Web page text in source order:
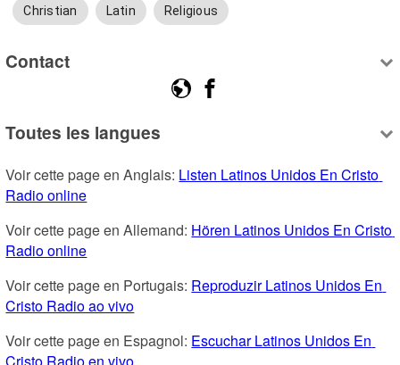
Christian Latin Religious
Contact
Toutes les langues
Voir cette page en Anglais: Listen Latinos Unidos En Cristo
Radio online
Voir cette page en Allemand: Hören Latinos Unidos En Cristo
Radio online
Voir cette page en Portugais: Reproduzir Latinos Unidos En
Cristo Radio ao vivo
Voir cette page en Espagnol: Escuchar Latinos Unidos En
Cristo Radio en vivo